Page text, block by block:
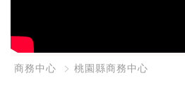
商務中心 桃園縣商務中心